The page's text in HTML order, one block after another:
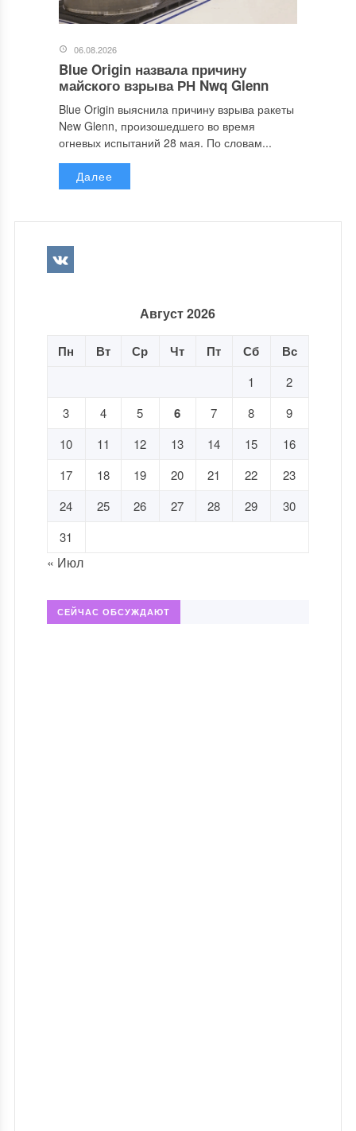
06.08.2026
Blue Origin назвала причину
майского взрыва РН Nwq Glenn
Blue Origin выяснила причину взрыва ракеты
New Glenn, произошедшего во время
огневых испытаний 28 мая. По словам...
Далее
Август 2026
Пн Вт Ср Чт Пт Сб Вс
1
2
3
4 5 6 7 8
9
10
11 12 13 14 15
16
17
18 19 20 21 22
23
24
25 26 27 28 29
30
31
« Июл
СЕЙЧАС ОБСУЖДАЮТ